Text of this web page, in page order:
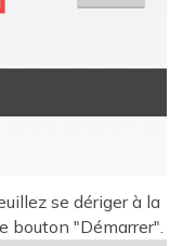
se dériger à la
bouton "Démarrer".